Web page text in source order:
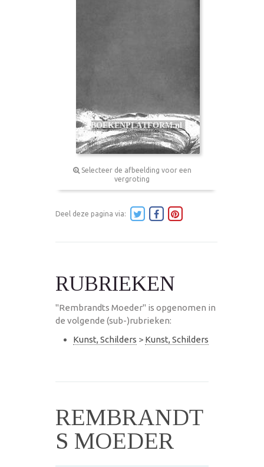
Selecteer de afbeelding voor een
vergroting
Deel deze pagina via:
RUBRIEKEN
"Rembrandts Moeder" is opgenomen in
de volgende (sub-)rubrieken:
Kunst, Schilders > Kunst, Schilders
REMBRANDT
S MOEDER